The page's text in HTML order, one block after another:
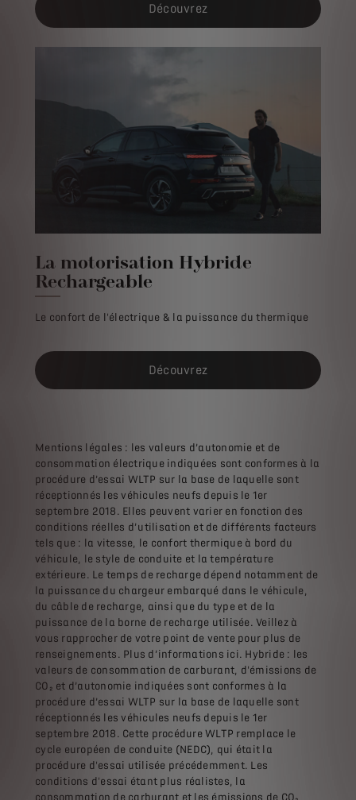
Découvrez
La motorisation Hybride
Rechargeable
Le confort de l'électrique & la puissance du thermique
Découvrez
Mentions légales : les valeurs d’autonomie et de
consommation électrique indiquées sont conformes à la
procédure d’essai WLTP sur la base de laquelle sont
réceptionnés les véhicules neufs depuis le 1er
septembre 2018. Elles peuvent varier en fonction des
conditions réelles d’utilisation et de différents facteurs
tels que : la vitesse, le confort thermique à bord du
véhicule, le style de conduite et la température
extérieure. Le temps de recharge dépend notamment de
la puissance du chargeur embarqué dans le véhicule,
du câble de recharge, ainsi que du type et de la
puissance de la borne de recharge utilisée. Veillez à
vous rapprocher de votre point de vente pour plus de
renseignements. Plus d’informations ici. Hybride : les
valeurs de consommation de carburant, d'émissions de
CO₂ et d’autonomie indiquées sont conformes à la
procédure d’essai WLTP sur la base de laquelle sont
réceptionnés les véhicules neufs depuis le 1er
septembre 2018. Cette procédure WLTP remplace le
cycle européen de conduite (NEDC), qui était la
procédure d'essai utilisée précédemment. Les
conditions d'essai étant plus réalistes, la
consommation de carburant et les émissions de CO₂